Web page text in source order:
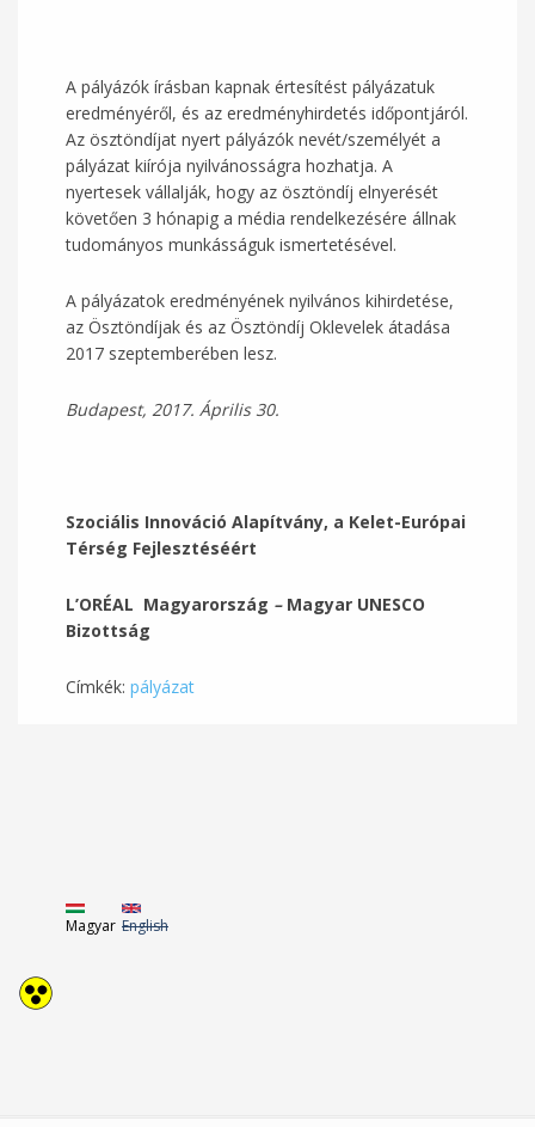
A pályázók írásban kapnak értesítést pályázatuk
eredményéről, és az eredményhirdetés időpontjáról.
Az ösztöndíjat nyert pályázók nevét/személyét a
pályázat kiírója nyilvánosságra hozhatja. A
nyertesek vállalják, hogy az ösztöndíj elnyerését
követően 3 hónapig a média rendelkezésére állnak
tudományos munkásságuk ismertetésével.
A pályázatok eredményének nyilvános kihirdetése,
az Ösztöndíjak és az Ösztöndíj Oklevelek átadása
2017 szeptemberében lesz.
Budapest, 2017. Április 30.
Szociális Innováció Alapítvány, a Kelet-Európai
Térség Fejlesztéséért
L’ORÉAL Magyarország – Magyar UNESCO
Bizottság
Címkék: pályázat
Magyar English